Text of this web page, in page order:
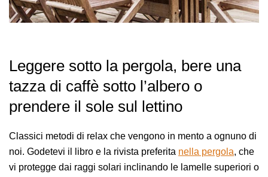
Leggere sotto la pergola, bere una
tazza di caffè sotto l’albero o
prendere il sole sul lettino
Classici metodi di relax che vengono in mento a ognuno di
noi. Godetevi il libro e la rivista preferita nella pergola, che
vi protegge dai raggi solari inclinando le lamelle superiori o